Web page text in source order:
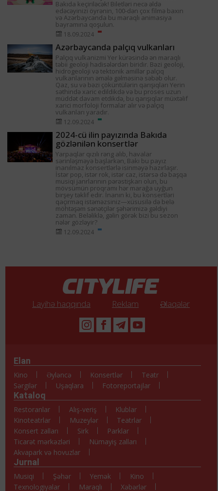
Bakıda keçiriləcək! Biletləri necə əldə
edəcəyinizi öyrənin, 100-dən çox filmə baxın
və Azərbaycanda bu maraqlı animasiya
bayramına qoşulun.
18.09.2024
Azərbaycanda palçıq vulkanları
Palçıq vulkanizmi Yer kürəsində ən maraqlı
təbii geoloji hadisələrdən biridir. Bəzi geoloji,
hidrogeoloji və tektonik amillər palçıq
vulkanlarının əmələ gəlməsinə səbəb olur.
Qaz, su və bəzi çöküntülərin qarışıqları Yerin
səthində xaric edildikdə və bu proses uzun
müddət davam etdikdə, bu qarışıqlar müxtəlif
xarici morfoloji formalar alır və palçıq
vulkanları yaradır.
12.09.2024
2024-cü ilin payızında Bakıda
gözlənilən konsertlər
Yarpaqlar qızılı rəng alıb, havalar
sərinləşməyə başlarkən, Bakı bu payız
inanılmaz konsertlərlə isinməyə hazırlaşır.
İstər pop, istər rok, istər caz, istərsə də başqa
musiqi janrlarının pərəstişkarı olun, bu
mövsümün proqramı hər marağa uyğun
birşey təklif edir. İnanın ki, bu konsertləri
qaçırmaq istəməzsiniz—xüsusilə də belə
möhtəşəm sənətçilər şəhərimizə gəldiyi
zaman. Beləliklə, gəlin görək bizi bu sezon
nələr gözləyir?
12.09.2024
Layihə haqqında Reklam Əlaqələr
Elan
Kino Əyləncə Konsertlər
Teatr
Sərgilər
Uşaqlara Fotoreportajlar
Kataloq
Restoranlar Alış-veriş
Klublar
Kinoteatrlar
Muzeylər
Teatrlar
Konsert zalları
Sirk
Parklar
Ticarət mərkəzləri
Nümayiş zalları
Akvapark və hovuzlar
Jurnal
Musiqi Şəhər Yemək
Kino
Texnologiyalar
Maraqlı Xəbərlər